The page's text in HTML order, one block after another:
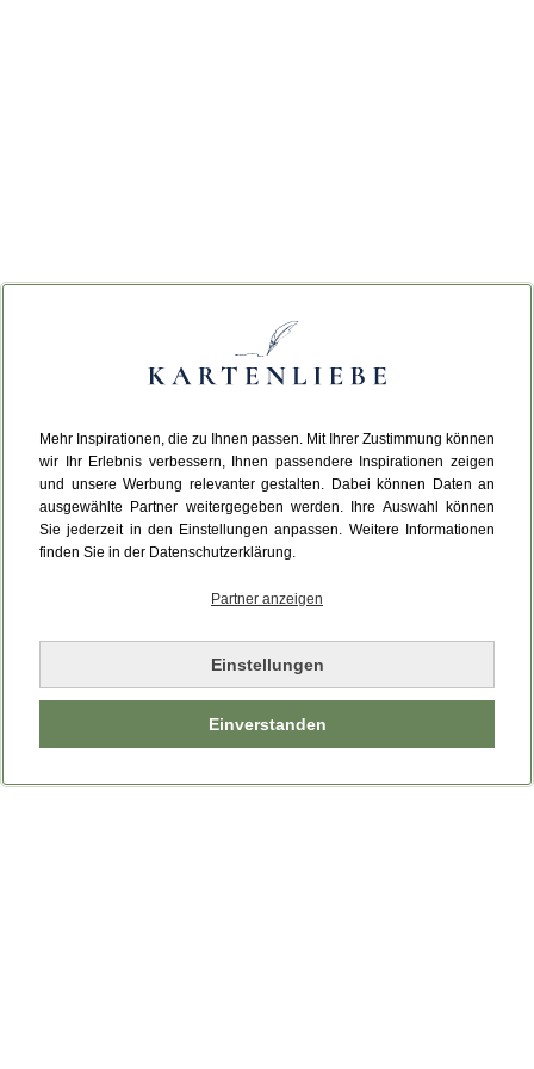
Mehr Inspirationen, die zu Ihnen passen. Mit Ihrer Zustimmung können
wir Ihr Erlebnis verbessern, Ihnen passendere Inspirationen zeigen
und unsere Werbung relevanter gestalten. Dabei können Daten an
ausgewählte Partner weitergegeben werden. Ihre Auswahl können
Sie jederzeit in den Einstellungen anpassen. Weitere Informationen
finden Sie in der Datenschutzerklärung.
Partner anzeigen
Einstellungen
Einverstanden